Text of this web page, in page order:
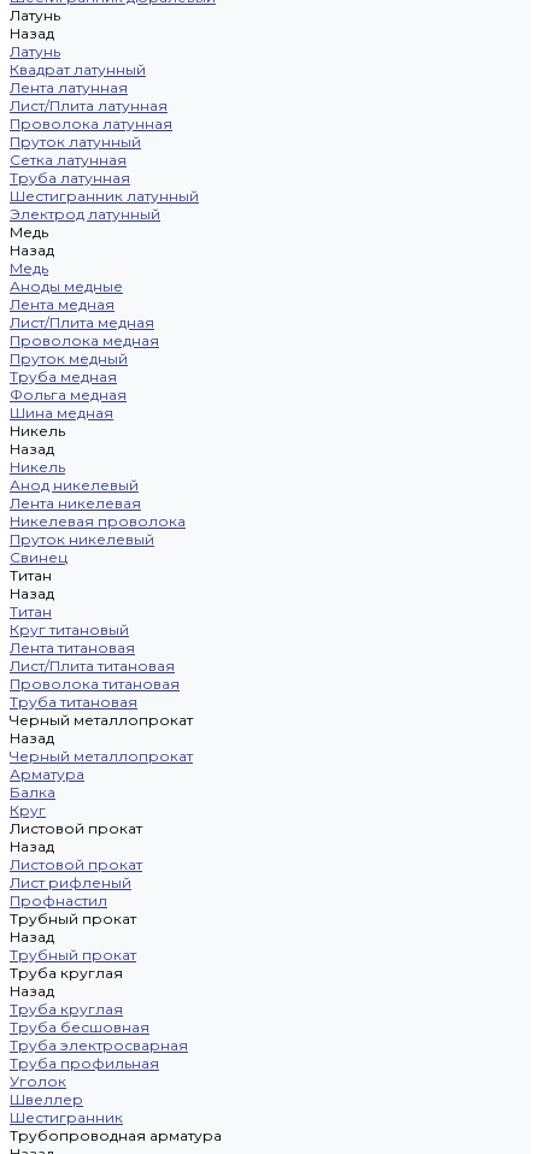
Латунь
Назад
Латунь
Квадрат латунный
Лента латунная
Лист/Плита латунная
Проволока латунная
Пруток латунный
Сетка латунная
Труба латунная
Шестигранник латунный
Электрод латунный
Медь
Назад
Медь
Аноды медные
Лента медная
Лист/Плита медная
Проволока медная
Пруток медный
Труба медная
Фольга медная
Шина медная
Никель
Назад
Никель
Анод никелевый
Лента никелевая
Никелевая проволока
Пруток никелевый
Свинец
Титан
Назад
Титан
Круг титановый
Лента титановая
Лист/Плита титановая
Проволока титановая
Труба титановая
Черный металлопрокат
Назад
Черный металлопрокат
Арматура
Балка
Круг
Листовой прокат
Назад
Листовой прокат
Лист рифленый
Профнастил
Трубный прокат
Назад
Трубный прокат
Труба круглая
Назад
Труба круглая
Труба бесшовная
Труба электросварная
Труба профильная
Уголок
Швеллер
Шестигранник
Трубопроводная арматура